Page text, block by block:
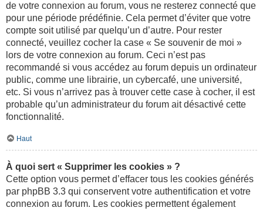
de votre connexion au forum, vous ne resterez connecté que
pour une période prédéfinie. Cela permet d’éviter que votre
compte soit utilisé par quelqu’un d’autre. Pour rester
connecté, veuillez cocher la case « Se souvenir de moi »
lors de votre connexion au forum. Ceci n’est pas
recommandé si vous accédez au forum depuis un ordinateur
public, comme une librairie, un cybercafé, une université,
etc. Si vous n’arrivez pas à trouver cette case à cocher, il est
probable qu’un administrateur du forum ait désactivé cette
fonctionnalité.
Haut
À quoi sert « Supprimer les cookies » ?
Cette option vous permet d’effacer tous les cookies générés
par phpBB 3.3 qui conservent votre authentification et votre
connexion au forum. Les cookies permettent également